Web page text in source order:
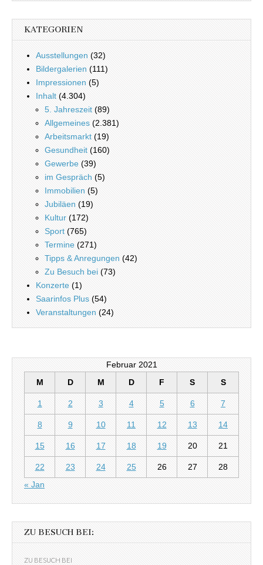
KATEGORIEN
Ausstellungen (32)
Bildergalerien (111)
Impressionen (5)
Inhalt (4.304)
5. Jahreszeit (89)
Allgemeines (2.381)
Arbeitsmarkt (19)
Gesundheit (160)
Gewerbe (39)
im Gespräch (5)
Immobilien (5)
Jubiläen (19)
Kultur (172)
Sport (765)
Termine (271)
Tipps & Anregungen (42)
Zu Besuch bei (73)
Konzerte (1)
Saarinfos Plus (54)
Veranstaltungen (24)
Februar 2021
M
D M D F S S
1 2 3 4 5 6 7
8 9 10 11 12 13 14
15 16 17 18 19 20 21
22 23 24 25 26 27
28
« Jan
ZU BESUCH BEI:
ZU BESUCH BEI